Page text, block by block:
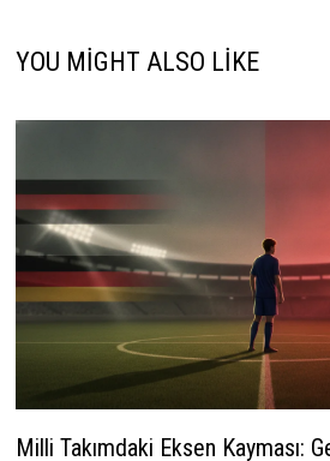
YOU MIGHT ALSO LIKE
Milli Takımdaki Eksen Kayması: